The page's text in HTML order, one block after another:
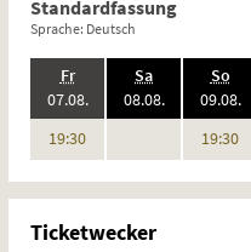
Standardfassung
Sprache: Deutsch
Fr.,
07.08.2026:
19:30Uhr
Sa.,
08.08.2026:
Vorstellungen
So.,
09.08.
19:30
Ticketwecker